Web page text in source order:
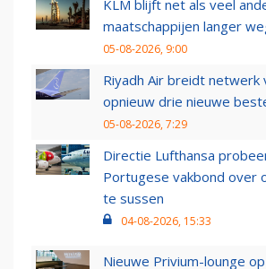
KLM blijft net als veel
maatschappijen langer
05-08-2026, 9:00
Riyadh Air breidt netwerk
opnieuw drie nieuwe
05-08-2026, 7:29
Directie Lufthansa
Portugese vakbond over
te sussen
04-08-2026, 15:33
Nieuwe Privium-lounge